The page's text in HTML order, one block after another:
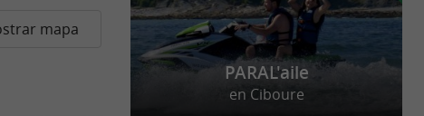
mapa
PARAL'aile
en Ciboure